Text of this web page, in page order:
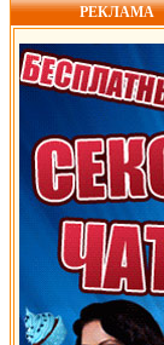
РЕКЛАМА